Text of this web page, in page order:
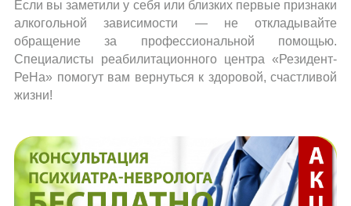
Если вы заметили у себя или близких первые признаки
алкогольной зависимости — не откладывайте
обращение за профессиональной помощью.
Специалисты реабилитационного центра «Резидент-
РеНа» помогут вам вернуться к здоровой, счастливой
жизни!